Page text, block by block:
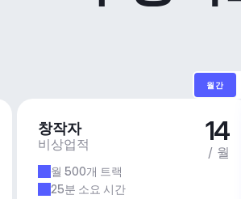
월간
창작자
비상업적 14
/ 월
월 500개 트랙
25분 소요 시간